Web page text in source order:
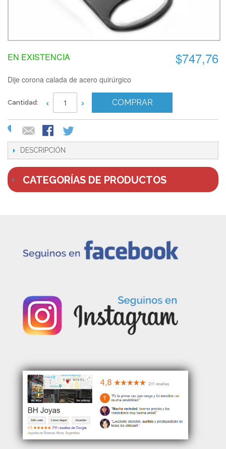
$747,76
EN EXISTENCIA
Dije corona calada de acero quirúrgico
Cantidad: ‹ › COMPRAR
DESCRIPCIÓN
CATEGORÍAS DE PRODUCTOS